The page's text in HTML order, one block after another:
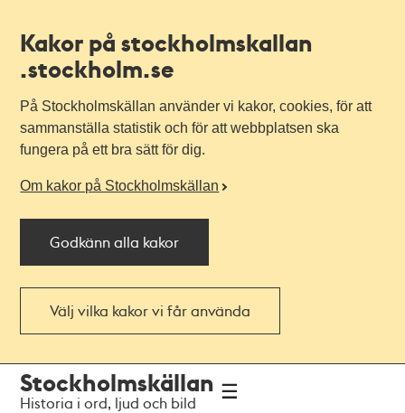
Kakor på stockholmskallan
.stockholm.se
På Stockholmskällan använder vi kakor, cookies, för att
sammanställa statistik och för att webbplatsen ska
fungera på ett bra sätt för dig.
Om kakor på Stockholmskällan
Godkänn alla kakor
Välj vilka kakor vi får använda
navigationen
huvudinnehållet
Stockholmskällan
Historia i ord, ljud och bild